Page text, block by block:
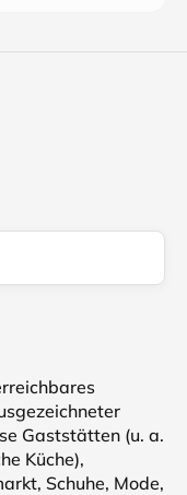
Gaststätten (u. a.
Küche),
Schuhe, Mode,